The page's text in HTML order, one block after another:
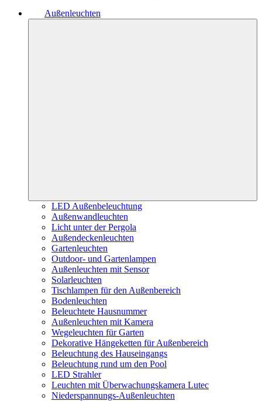
Außenleuchten
LED Außenbeleuchtung
Außenwandleuchten
Licht unter der Pergola
Außendeckenleuchten
Gartenleuchten
Outdoor- und Gartenlampen
Außenleuchten mit Sensor
Solarleuchten
Tischlampen für den Außenbereich
Bodenleuchten
Beleuchtete Hausnummer
Außenleuchten mit Kamera
Wegeleuchten für Garten
Dekorative Hängeketten für Außenbereich
Beleuchtung des Hauseingangs
Beleuchtung rund um den Pool
LED Strahler
Leuchten mit Überwachungskamera Lutec
Niederspannungs-Außenleuchten